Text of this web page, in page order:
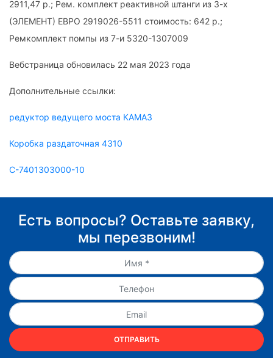
2911,47 р.; Рем. комплект реактивной штанги из 3-х
(ЭЛЕМЕНТ) ЕВРО 2919026-5511 стоимость: 642 р.;
Ремкомплект помпы из 7-и 5320-1307009
Вебстраница обновилась 22 мая 2023 года
Дополнительные ссылки:
редуктор ведущего моста КАМАЗ
Коробка раздаточная 4310
С-7401303000-10
Есть вопросы? Оставьте заявку,
мы перезвоним!
ОТПРАВИТЬ